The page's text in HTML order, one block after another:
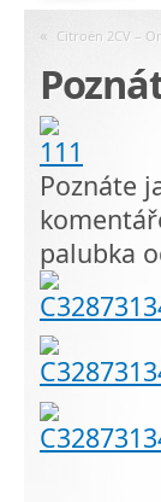
« Citroën 2CV –
Poznáte
palubka